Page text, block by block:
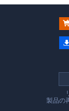

製品の